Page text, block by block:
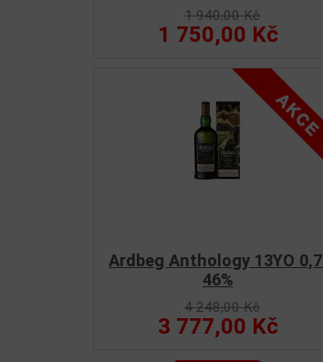
1 940,00 Kč
1 750,00 Kč
Ardbeg Anthology 13YO 0,7l
46%
4 248,00 Kč
3 777,00 Kč